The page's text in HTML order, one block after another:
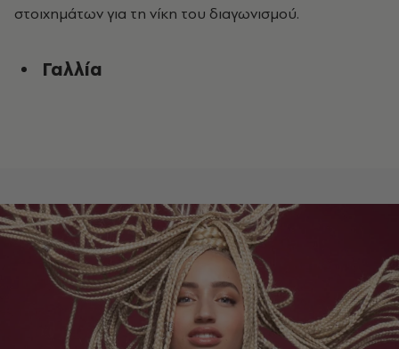
στοιχημάτων για τη νίκη του διαγωνισμού.
Γαλλία